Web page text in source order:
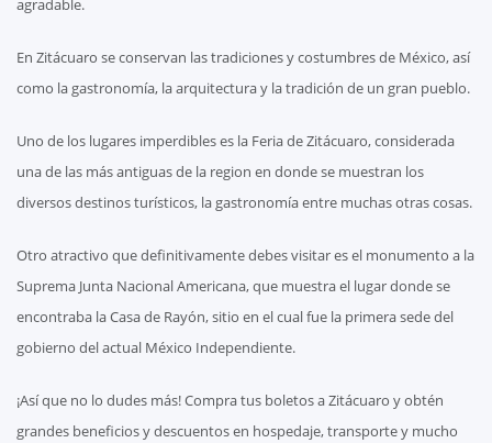
agradable.
En Zitácuaro se conservan las tradiciones y costumbres de México, así
como la gastronomía, la arquitectura y la tradición de un gran pueblo.
Uno de los lugares imperdibles es la Feria de Zitácuaro, considerada
una de las más antiguas de la region en donde se muestran los
diversos destinos turísticos, la gastronomía entre muchas otras cosas.
Otro atractivo que definitivamente debes visitar es el monumento a la
Suprema Junta Nacional Americana, que muestra el lugar donde se
encontraba la Casa de Rayón, sitio en el cual fue la primera sede del
gobierno del actual México Independiente.
¡Así que no lo dudes más! Compra tus boletos a Zitácuaro y obtén
grandes beneficios y descuentos en hospedaje, transporte y mucho